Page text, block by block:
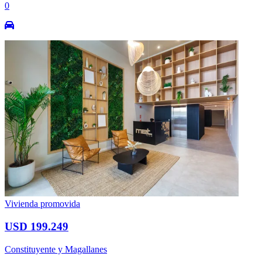
0
Vivienda promovida
USD 199.249
Constituyente y Magallanes